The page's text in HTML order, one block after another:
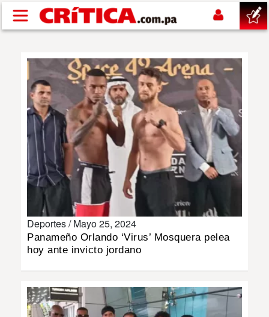
Pasar al contenido principal
SUCESOS
NACIONAL
POLÍTICA
DEPORTES
MUNDO
INSÓLITAS
Deportes /Mayo 25, 2024
Panameño Orlando ‘Virus’ Mosquera pelea
hoy ante invicto jordano